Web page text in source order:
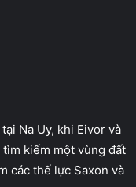
Na Uy, khi Eivor và
kiếm một vùng đất
các thế lực Saxon và